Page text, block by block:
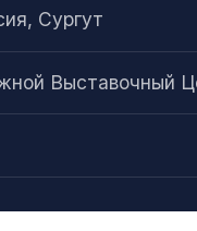
Сургут
Выставочный